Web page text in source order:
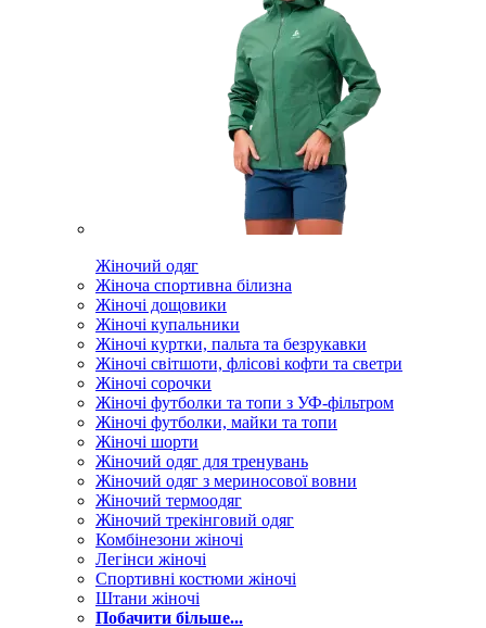
Жіночий одяг
Жіноча спортивна білизна
Жіночі дощовики
Жіночі купальники
Жіночі куртки, пальта та безрукавки
Жіночі світшоти, флісові кофти та светри
Жіночі сорочки
Жіночі футболки та топи з УФ-фільтром
Жіночі футболки, майки та топи
Жіночі шорти
Жіночий одяг для тренувань
Жіночий одяг з мериносової вовни
Жіночий термоодяг
Жіночий трекінговий одяг
Комбінезони жіночі
Легінси жіночі
Спортивні костюми жіночі
Штани жіночі
Побачити більше...